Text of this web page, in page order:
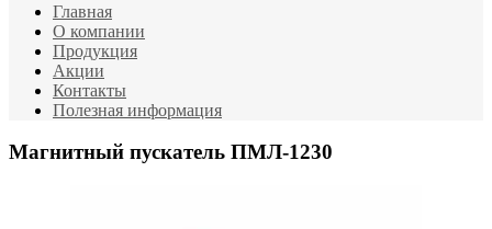
Главная
О компании
Продукция
Акции
Контакты
Полезная информация
Магнитный пускатель ПМЛ-1230